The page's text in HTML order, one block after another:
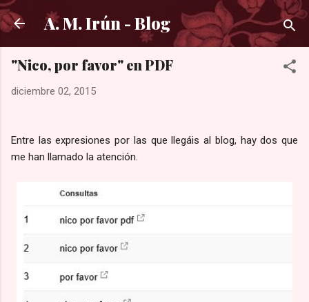
Ir al contenido principal
A. M. Irún - Blog
"Nico, por favor" en PDF
diciembre 02, 2015
Entre las expresiones por las que llegáis al blog, hay dos que
me han llamado la atención.